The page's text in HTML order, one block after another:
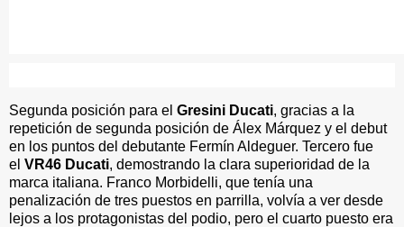
Segunda posición para el Gresini Ducati, gracias a la
repetición de segunda posición de Álex Márquez y el debut
en los puntos del debutante Fermín Aldeguer. Tercero fue
el VR46 Ducati, demostrando la clara superioridad de la
marca italiana. Franco Morbidelli, que tenía una
penalización de tres puestos en parrilla, volvía a ver desde
lejos a los protagonistas del podio, pero el cuarto puesto era